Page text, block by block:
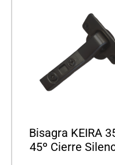
Bisagra KEIRA
45º Cierre